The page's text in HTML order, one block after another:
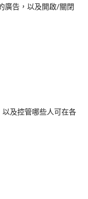
廣告，以及開啟/關閉
及控管哪些人可在各